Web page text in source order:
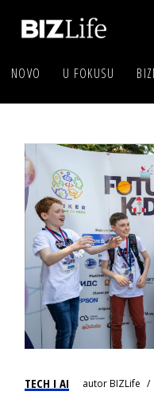
NOVO U FOKUSU
TECH I AI autorBIZLife